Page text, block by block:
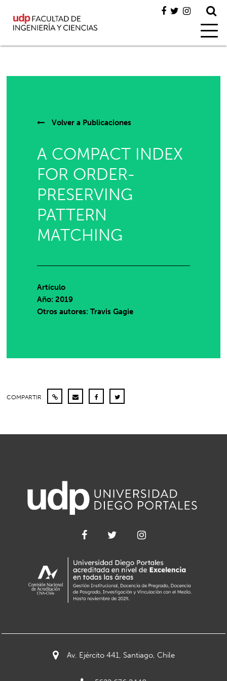
Volver a Publicaciones
A COMPACT INDEX
FOR ORDER-
PRESERVING
PATTERN
MATCHING
Artículo
Año: 2019
Otros autores: Travis Gagie
COMPARTIR
Av. Ejército 441, Santiago, Chile